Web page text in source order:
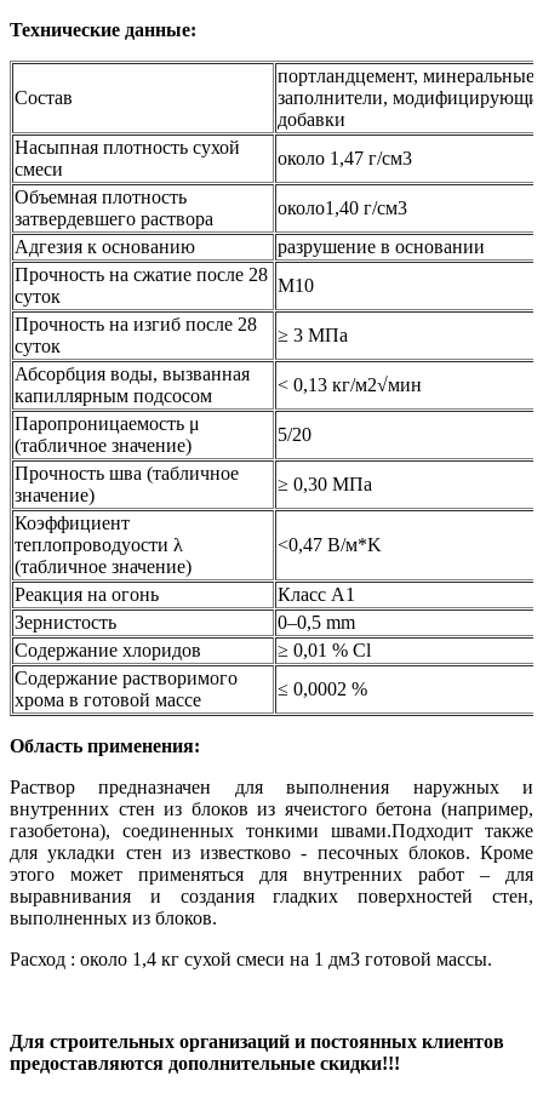
Технические данные:
Состав
портландцемент, минеральные
заполнители,
добавки
Насыпная плотность сухой
смеси
около 1,47 г/см3
Объемная плотность
затвердевшего раствора
около1,40 г/см3
Адгезия к основанию
разрушение в основании
Прочность на сжатие после 28
суток
M10
Прочность на изгиб после 28
суток
≥ 3 МПа
Абсорбция воды, вызванная
капиллярным подсосом
< 0,13 кг/м2√мин
Паропроницаемость μ
(табличное значение)
5/20
Прочность шва (табличное
значение)
≥ 0,30 МПа
Коэффициент
теплопроводyости λ
(табличное значение)
<0,47 В/м*K
Реакция на огонь
Класс А1
Зернистость
0–0,5 mm
Содержание хлоридов
≥ 0,01 % Cl
Содержание растворимого
хрома в готовой массе
≤ 0,0002 %
Область применения:
Раствор предназначен для выполнения наружных и
внутренних стен из блоков из ячеистого бетона (например,
газобетона), соединенных тонкими швами.Подходит также
для укладки стен из известково - песочных блоков. Кроме
этого может применяться для внутренних работ – для
выравнивания и создания гладких поверхностей стен,
выполненных из блоков.
Расход : около 1,4 кг сухой смеси на 1 дм3 готовой массы.
Для строительных организаций и постоянных клиентов
предоставляются дополнительные скидки!!!